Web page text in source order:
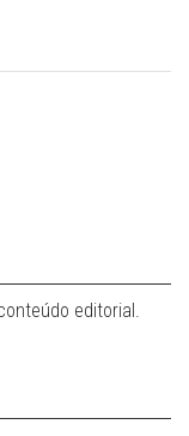
editorial.